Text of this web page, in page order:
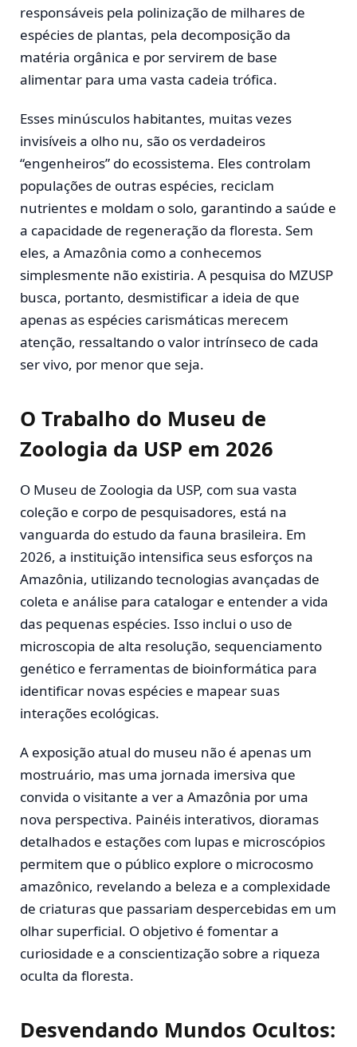
responsáveis pela polinização de milhares de
espécies de plantas, pela decomposição da
matéria orgânica e por servirem de base
alimentar para uma vasta cadeia trófica.
Esses minúsculos habitantes, muitas vezes
invisíveis a olho nu, são os verdadeiros
“engenheiros” do ecossistema. Eles controlam
populações de outras espécies, reciclam
nutrientes e moldam o solo, garantindo a saúde e
a capacidade de regeneração da floresta. Sem
eles, a Amazônia como a conhecemos
simplesmente não existiria. A pesquisa do MZUSP
busca, portanto, desmistificar a ideia de que
apenas as espécies carismáticas merecem
atenção, ressaltando o valor intrínseco de cada
ser vivo, por menor que seja.
O Trabalho do Museu de
Zoologia da USP em 2026
O Museu de Zoologia da USP, com sua vasta
coleção e corpo de pesquisadores, está na
vanguarda do estudo da fauna brasileira. Em
2026, a instituição intensifica seus esforços na
Amazônia, utilizando tecnologias avançadas de
coleta e análise para catalogar e entender a vida
das pequenas espécies. Isso inclui o uso de
microscopia de alta resolução, sequenciamento
genético e ferramentas de bioinformática para
identificar novas espécies e mapear suas
interações ecológicas.
A exposição atual do museu não é apenas um
mostruário, mas uma jornada imersiva que
convida o visitante a ver a Amazônia por uma
nova perspectiva. Painéis interativos, dioramas
detalhados e estações com lupas e microscópios
permitem que o público explore o microcosmo
amazônico, revelando a beleza e a complexidade
de criaturas que passariam despercebidas em um
olhar superficial. O objetivo é fomentar a
curiosidade e a conscientização sobre a riqueza
oculta da floresta.
Desvendando Mundos Ocultos: